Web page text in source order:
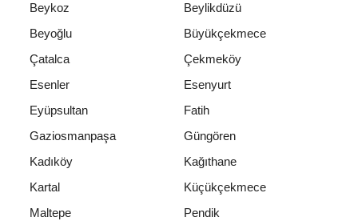
Beykoz
Beylikdüzü
Beyoğlu
Büyükçekmece
Çatalca
Çekmeköy
Esenler
Esenyurt
Eyüpsultan
Fatih
Gaziosmanpaşa
Güngören
Kadıköy
Kağıthane
Kartal
Küçükçekmece
Maltepe
Pendik